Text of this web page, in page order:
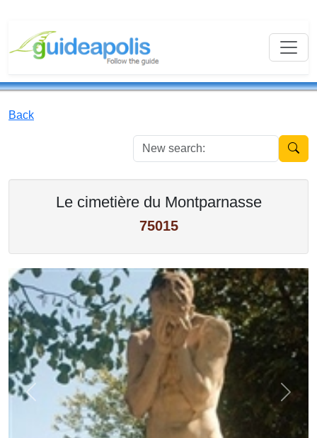
Back
New
Le cimetière du Montparnasse
75015
Previous Next